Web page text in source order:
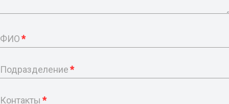
ФИО*
Подразделение*
Контакты *